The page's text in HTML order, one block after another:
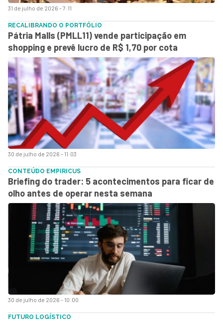
31 de julho de 2026 - 7:11
30 de julho de 2026 - 11:03
RECALIBRANDO O PORTFÓLIO
Pátria Malls (PMLL11) vende participação em
shopping e prevê lucro de R$ 1,70 por cota
30 de julho de 2026 - 10:00
CONTEÚDO EMPIRICUS
Briefing do trader: 5 acontecimentos para ficar de
olho antes de operar nesta semana
FUTURO LOGÍSTICO